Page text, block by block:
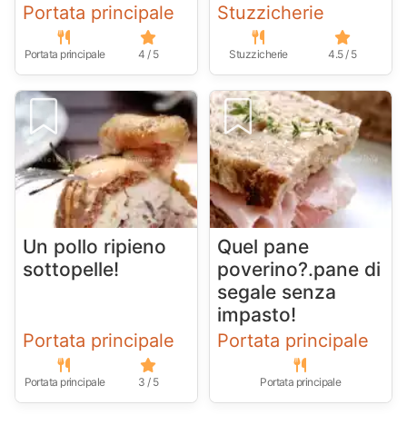
Portata principale
Portata principale 4 / 5
Stuzzicherie
Stuzzicherie 4.5 / 5
Un pollo ripieno
sottopelle!
Portata principale
Portata principale 3 / 5
Quel pane
poverino?.pane di
segale senza
impasto!
Portata principale
Portata principale